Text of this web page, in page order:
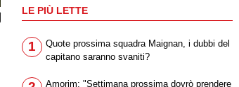
LE PIÙ LETTE
1
Quote prossima squadra Maignan, i dubbi del
capitano saranno svaniti?
Amorim: "Settimana prossima dovrò prendere